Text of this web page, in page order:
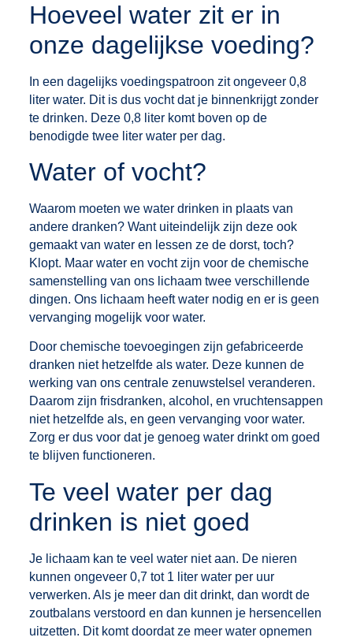
Hoeveel water zit er in
onze dagelijkse voeding?
In een dagelijks voedingspatroon zit ongeveer 0,8
liter water. Dit is dus vocht dat je binnenkrijgt zonder
te drinken. Deze 0,8 liter komt boven op de
benodigde twee liter water per dag.
Water of vocht?
Waarom moeten we water drinken in plaats van
andere dranken? Want uiteindelijk zijn deze ook
gemaakt van water en lessen ze de dorst, toch?
Klopt. Maar water en vocht zijn voor de chemische
samenstelling van ons lichaam twee verschillende
dingen. Ons lichaam heeft water nodig en er is geen
vervanging mogelijk voor water.
‍Door chemische toevoegingen zijn gefabriceerde
dranken niet hetzelfde als water. Deze kunnen de
werking van ons centrale zenuwstelsel veranderen.
Daarom zijn frisdranken, alcohol, en vruchtensappen
niet hetzelfde als, en geen vervanging voor water.
Zorg er dus voor dat je genoeg water drinkt om goed
te blijvenfunctioneren.‍
Te veel water per dag
drinken is niet goed
Je lichaam kan te veel water niet aan. De nieren
kunnen ongeveer 0,7 tot 1 liter water per uur
verwerken. Als je meer dan dit drinkt, dan wordt de
zoutbalans verstoord en dan kunnen je hersencellen
uitzetten. Dit komt doordat ze meer water opnemen